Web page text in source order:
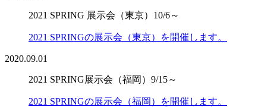
2021 SPRING 展示会（東京）10/6～
2021 SPRINGの展示会（東京）を開催します。
2020.09.01
2021 SPRING展示会（福岡）9/15～
2021 SPRINGの展示会（福岡）を開催します。